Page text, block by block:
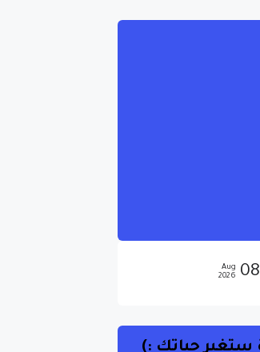
08
Aug
2026
ستغير حياتك :)